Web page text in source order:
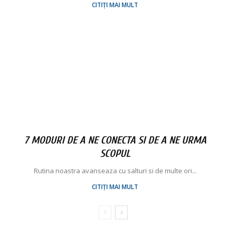
CITIȚI MAI MULT
7 MODURI DE A NE CONECTA SI DE A NE URMA
SCOPUL
Rutina noastra avanseaza cu salturi si de multe ori...
CITIȚI MAI MULT